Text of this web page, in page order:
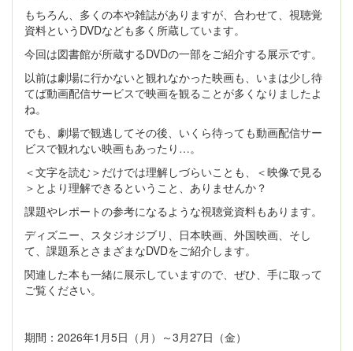
もちろん、多くの本や雑誌がありますが、合わせて、視聴覚
資料というDVDなども多く所蔵しています。
今回は図書館が所蔵するDVDの一部をご紹介する展示です。
以前は劇場に行かないと観れなかった映画も、いまは少し待
てば動画配信サービスで映画を観ることが多くなりましたよ
ね。
でも、劇場で観逃してその後、いくら待っても動画配信サー
ビスで観れない映画もあったり…。
＜文字を読む＞だけでは理解しづらいことも、＜映像で見る
＞とより理解できるということ、ありませんか？
課題やレポートの参考になるような視聴覚資料もあります。
ディズニー、スタジオジブリ、日本映画、外国映画、そし
て、課題系とさまざまなDVDをご紹介します。
関連した本も一緒に展示していますので、ぜひ、手に取って
ご覧ください。
期間：2026年1月5日（月）～3月27日（金）